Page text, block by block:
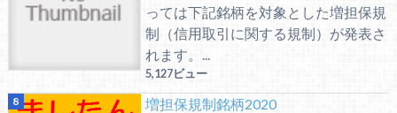
っては下記銘柄を対象とした増担保規
制（信用取引に関する規制）が発表さ
れます。...
5,127ビュー
増担保規制銘柄2020